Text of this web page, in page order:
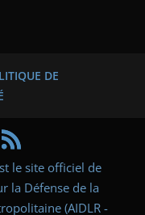
DE
le site officiel de
la Défense de la
(AIDLR -